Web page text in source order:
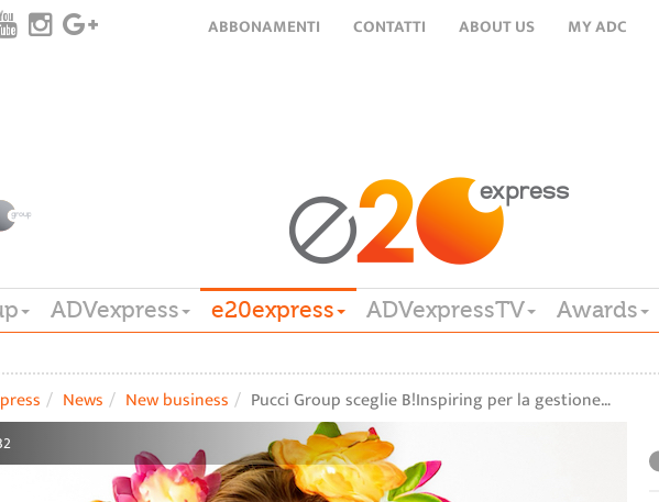
ABBONAMENTI CONTATTI ABOUT US MY ADC
ADVexpress e20express ADVexpressTV Awards
News New business Pucci Group sceglie B!Inspiring per la gestione…